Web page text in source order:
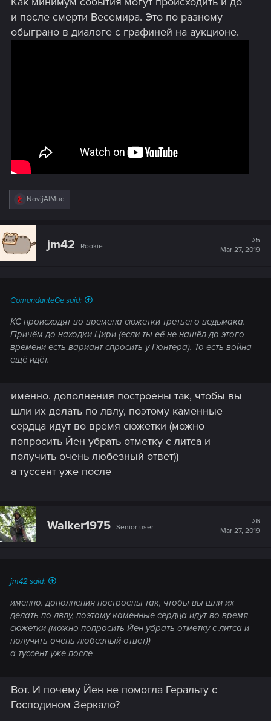
:
и после смерти Весемира. Это по разному
обыграно в диалоге с графиней на аукционе.
R
c
t
o
NovijAlMud
jm42 Rookie
#5
Mar 27, 2019
ComandanteGe said:
КС происходят во времена сюжетки третьего ведьмака.
Причём до находки Цири (если ты её не нашёл до этого
времени есть вариант спросить у Гюнтера). То есть война
ещё идёт.
именно. дополнения построены так, чтобы вы
шли их делать по лвлу, поэтому каменные
сердца идут во время сюжетки (можно
попросить Йен убрать отметку с литса и
получить очень любезный ответ))
а туссент уже после
Walker1975 Senior user
#6
Mar 27, 2019
jm42 said:
именно. дополнения построены так, чтобы вы шли их
делать по лвлу, поэтому каменные сердца идут во время
сюжетки (можно попросить Йен убрать отметку с литса и
получить очень любезный ответ))
а туссент уже после
Вот. И почему Йен не помогла Геральту с
Господином Зеркало?